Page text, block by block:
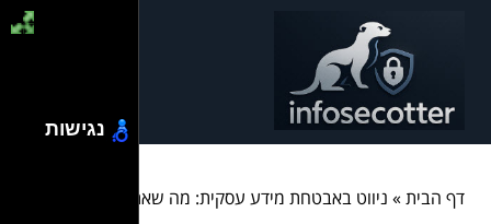
דף הבית» ניווט באבטחת מידע עסקית: מה שאתה צריך לדעת
נגישות